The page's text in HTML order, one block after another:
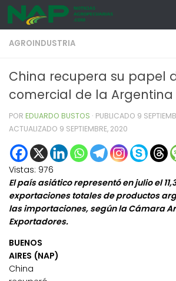
Skip to content
AGROINDUSTRIA
China recupera su papel
comercial de la Argentina
POR EDUARDO BUSTOS · PUBLICADO 9
ACTUALIZADO 9 SEPTIEMBRE, 2020
Vistas: 976
El país asiático representó en julio el
exportaciones totales de productos
las importaciones, según la Cámara
Exportadores.
BUENOS
AIRES (NAP)
China